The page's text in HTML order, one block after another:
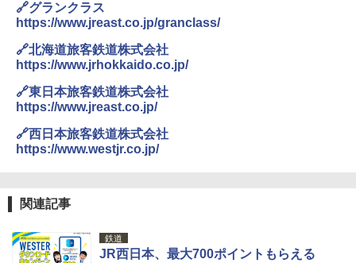
[キャンパーズコレクション 山善] 傘みたいに
広げるだけ パッとサッとテント ブラックコ
ーティング フルクローズ メッシュ 3-4人用
簡単設置 ポップアップテント エクルベージ
ュ(BC仕様) PATC-150B(EB)
￥9,990
￥-
ポインターライト 強力 小型 緑色/赤色/青紫色
USB充電式 高精度 超長距離照射 長時間使用
可能 安全ロック付き 高安全性 金属製耐久 コ
ンパクト多機能設計 持ち運び便利 アウトド
ア/オフィス/教育現場/展示会用 緑
￥1,180
￥7,884
🔗グランクラス
https://www.jreast.co.jp/granclass/
🔗北海道旅客鉄道株式会社
https://www.jrhokkaido.co.jp/
🔗東日本旅客鉄道株式会社
https://www.jreast.co.jp/
🔗西日本旅客鉄道株式会社
https://www.westjr.co.jp/
関連記事
鉄道
JR西日本、最大700ポイントもらえる